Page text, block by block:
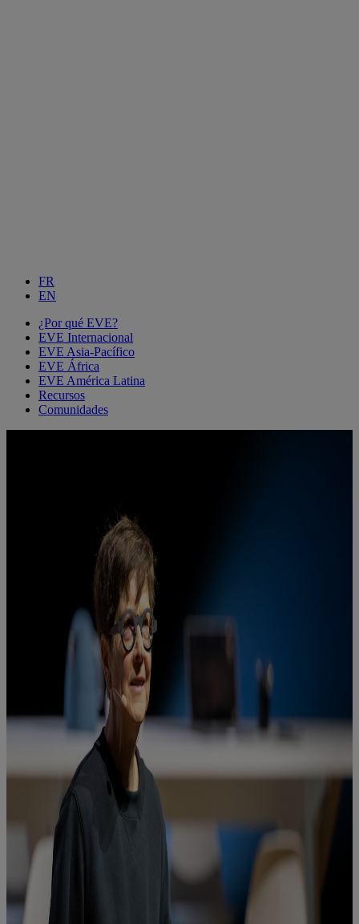
FR
EN
¿Por qué EVE?
EVE Internacional
EVE Asia-Pacífico
EVE África
EVE América Latina
Recursos
Comunidades